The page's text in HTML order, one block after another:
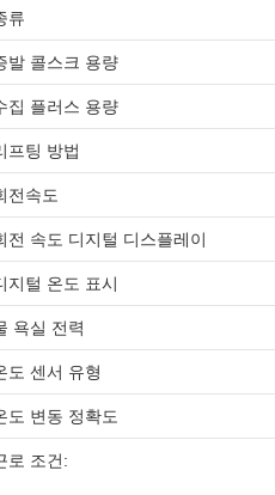
류
발 콜스크 용량
집 플러스 용량
프팅 방법
전속도
전 속도 디지털 디스플레이
지털 온도 표시
욕실 전력
도 센서 유형
도 변동 정확도
로 조건: